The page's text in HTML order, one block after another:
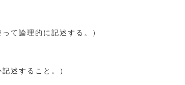
て論理的に記述する。）
述すること。）